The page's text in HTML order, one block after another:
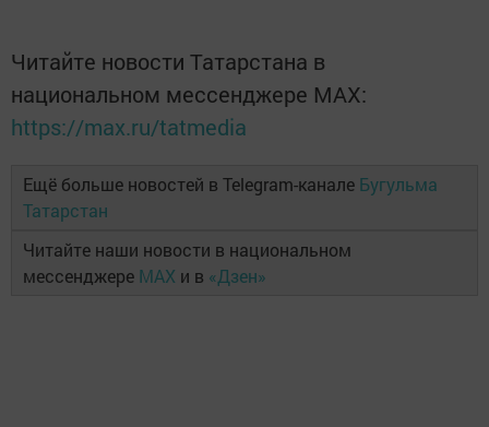
Читайте новости Татарстана в
национальном мессенджере MАХ:
https://max.ru/tatmedia
Ещё больше новостей в Telegram-канале Бугульма
Татарстан
Читайте наши новости в национальном
мессенджере MAX и в «Дзен»